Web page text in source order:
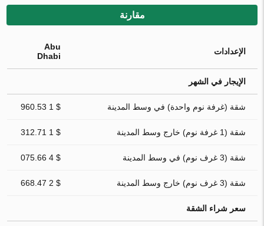
مقارنة
الإعدادات
Abu
Dhabi
الإيجار في الشهر
شقة (غرفة نوم واحدة) في وسط المدينة $ 1 960.53
شقة (1 غرفة نوم) خارج وسط المدينة $ 1 312.71
شقة (3 غرف نوم) في وسط المدينة $ 4 075.66
شقة (3 غرف نوم) خارج وسط المدينة $ 2 668.47
سعر شراء الشقة